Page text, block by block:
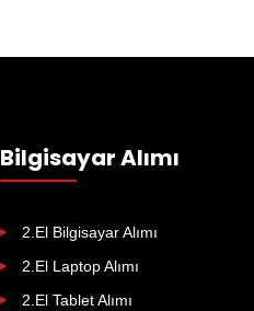
Bilgisayar Alımı
2.El Bilgisayar Alımı
2.El Laptop Alımı
2.El Tablet Alımı